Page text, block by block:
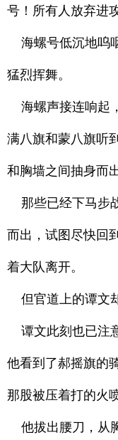
号！所有人放弃进
海螺号低沉地呜
猛烈挥舞。
海螺声接连响起
满八旗和蒙八旗听
和胸墙之间抽身而出
那些已经下马步
而出，试图尽快回
着大队离开。
但官道上的谭文
谭文此刻也已注
他看到了郝摇旗的
那股被压着打的火
他拔出腰刀，从